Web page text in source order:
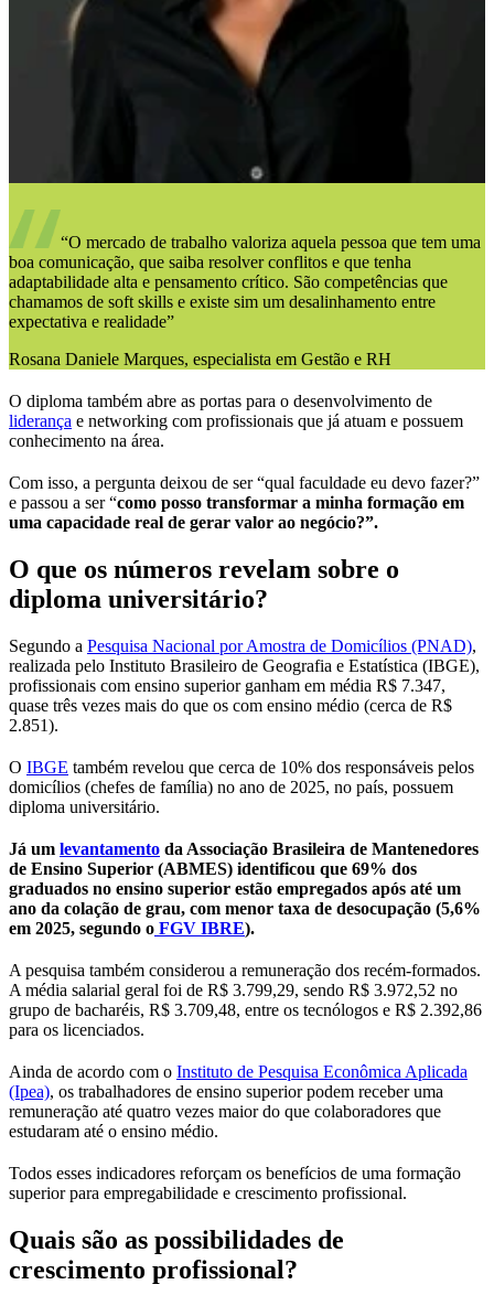
“O mercado de trabalho valoriza aquela pessoa que tem uma
boa comunicação, que saiba resolver conflitos e que tenha
adaptabilidade alta e pensamento crítico. São competências que
chamamos de soft skills e existe sim um desalinhamento entre
expectativa e realidade”
Rosana Daniele Marques, especialista em Gestão e RH
O diploma também abre as portas para o desenvolvimento de
liderança e networking com profissionais que já atuam e possuem
conhecimento na área.
Com isso, a pergunta deixou de ser “qual faculdade eu devo fazer?”
e passou a ser “como posso transformar a minha formação em
uma capacidade real de gerar valor ao negócio?”.
O que os números revelam sobre o
diploma universitário?
Segundo a Pesquisa Nacional por Amostra de Domicílios (PNAD),
realizada pelo Instituto Brasileiro de Geografia e Estatística (IBGE),
profissionais com ensino superior ganham em média R$ 7.347,
quase três vezes mais do que os com ensino médio (cerca de R$
2.851).
O IBGE também revelou que cerca de 10% dos responsáveis pelos
domicílios (chefes de família) no ano de 2025, no país, possuem
diploma universitário.
Já um levantamento da Associação Brasileira de Mantenedores
de Ensino Superior (ABMES) identificou que 69% dos
graduados no ensino superior estão empregados após até um
ano da colação de grau, com menor taxa de desocupação (5,6%
em 2025, segundo o FGV IBRE).
A pesquisa também considerou a remuneração dos recém-formados.
A média salarial geral foi de R$ 3.799,29, sendo R$ 3.972,52 no
grupo de bacharéis, R$ 3.709,48, entre os tecnólogos e R$ 2.392,86
para os licenciados.
Ainda de acordo com o Instituto de Pesquisa Econômica Aplicada
(Ipea), os trabalhadores de ensino superior podem receber uma
remuneração até quatro vezes maior do que colaboradores que
estudaram até o ensino médio.
Todos esses indicadores reforçam os benefícios de uma formação
superior para empregabilidade e crescimento profissional.
Quais são as possibilidades de
crescimento profissional?